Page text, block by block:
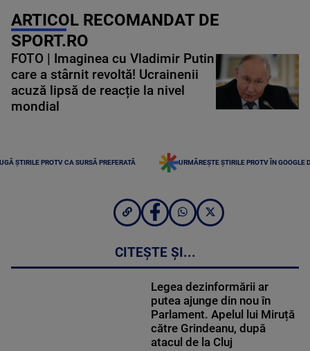
ARTICOL RECOMANDAT DE
SPORT.RO
FOTO | Imaginea cu Vladimir Putin
care a stârnit revoltă! Ucrainenii
acuză lipsă de reacție la nivel
mondial
ȘTIRILE PROTV CA SURSĂ PREFERATĂ URMĂREȘTE ȘTIRILE PROTV ÎN GOOGLE
CITEȘTE ȘI...
Legea dezinformării ar
putea ajunge din nou în
Parlament. Apelul lui Miruță
către Grindeanu, după
atacul de la Cluj